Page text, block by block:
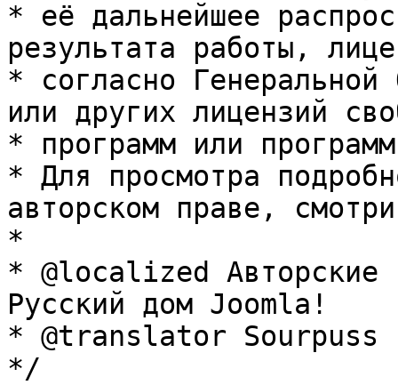
* её дальнейшее
результата работы,
* согласно Генеральной
или других лицензий
* программ или
* Для просмотра
авторском праве,
*
* @localized Авторские
Русский дом Joomla!
* @translator Sourpuss
*/